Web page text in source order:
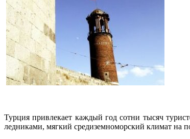
Турция привлекает каждый год сотни тысяч
ледниками, мягкий средиземноморский климат на